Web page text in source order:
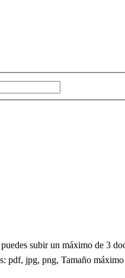
subir un máximo de 3
pdf, jpg, png, Tamaño